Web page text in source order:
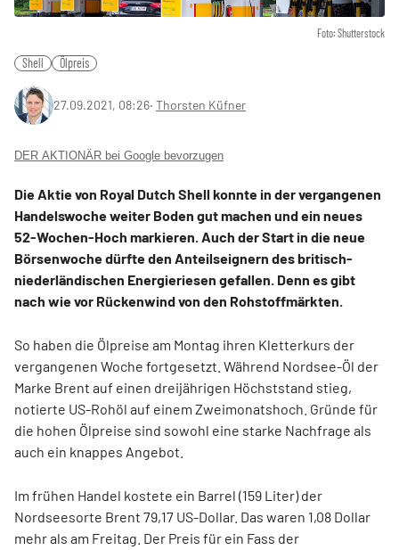
Foto: Shutterstock
Shell Ölpreis
27.09.2021, 08:26‧ Thorsten Küfner
DER AKTIONÄR bei Google bevorzugen
Die Aktie von Royal Dutch Shell konnte in der vergangenen
Handelswoche weiter Boden gut machen und ein neues
52-Wochen-Hoch markieren. Auch der Start in die neue
Börsenwoche dürfte den Anteilseignern des britisch-
niederländischen Energieriesen gefallen. Denn es gibt
nach wie vor Rückenwind von den Rohstoffmärkten.
So haben die Ölpreise am Montag ihren Kletterkurs der
vergangenen Woche fortgesetzt. Während Nordsee-Öl der
Marke Brent auf einen dreijährigen Höchststand stieg,
notierte US-Rohöl auf einem Zweimonatshoch. Gründe für
die hohen Ölpreise sind sowohl eine starke Nachfrage als
auch ein knappes Angebot.
Im frühen Handel kostete ein Barrel (159 Liter) der
Nordseesorte Brent 79,17 US-Dollar. Das waren 1,08 Dollar
mehr als am Freitag. Der Preis für ein Fass der